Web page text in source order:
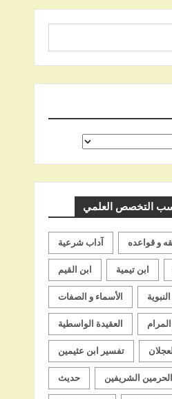
التخصص العلمي
آداب شرعية و قواعده
ابن القيم ابن تيمية
الأسماء و الصفات
العقيدة الواسطية
تفسير ابن عثيمين
حديث الشريفين